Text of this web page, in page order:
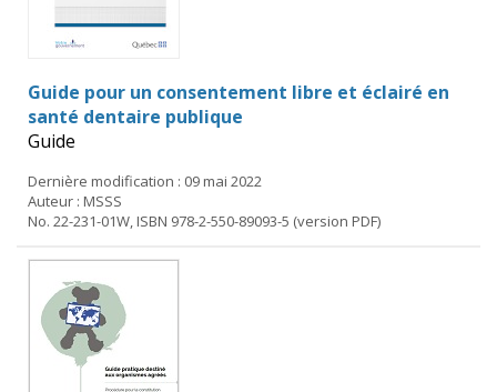
Guide pour un consentement libre et éclairé en
santé dentaire publique
Guide
Dernière modification : 09 mai 2022
Auteur : MSSS
No. 22-231-01W, ISBN 978-2-550-89093-5 (version PDF)